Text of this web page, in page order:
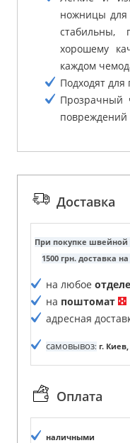
ножницы
стабильны,
хорошему
каждом
Подходят
Прозрачный
повреждений
Доставка
При покупке швейной
1500 грн. доставка
на любое
на поштомат
адресная
самовывоз: г.
Оплата
наличными